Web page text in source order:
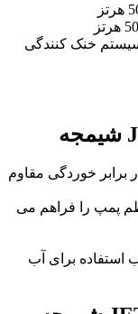
سیستم خنک کنندگی
304 بوده که در برابر خوردگی مقاوم
پمپ را فراهم می
استفاده برای آب